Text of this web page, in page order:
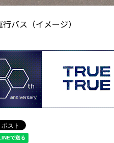
バス（イメージ）